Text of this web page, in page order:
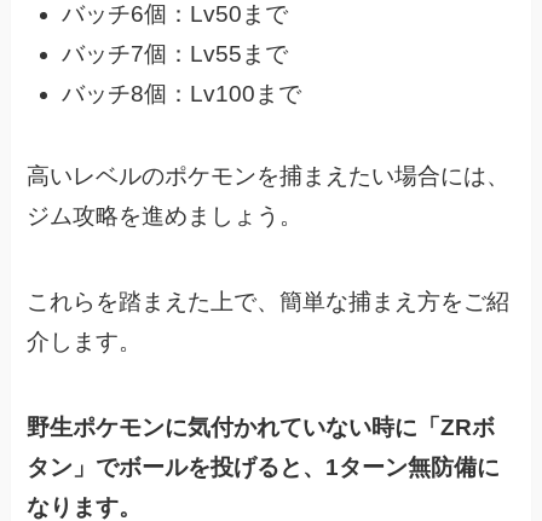
バッチ6個：Lv50まで
バッチ7個：Lv55まで
バッチ8個：Lv100まで
高いレベルのポケモンを捕まえたい場合には、
ジム攻略を進めましょう。
これらを踏まえた上で、簡単な捕まえ方をご紹
介します。
野生ポケモンに気付かれていない時に「ZRボ
タン」でボールを投げると、 1ターン無防備に
なります。